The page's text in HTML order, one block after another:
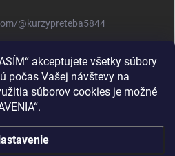
akceptujete všetky súbory
počas Vašej návštevy na
súborov cookies je možné
@kurzypreteba5844